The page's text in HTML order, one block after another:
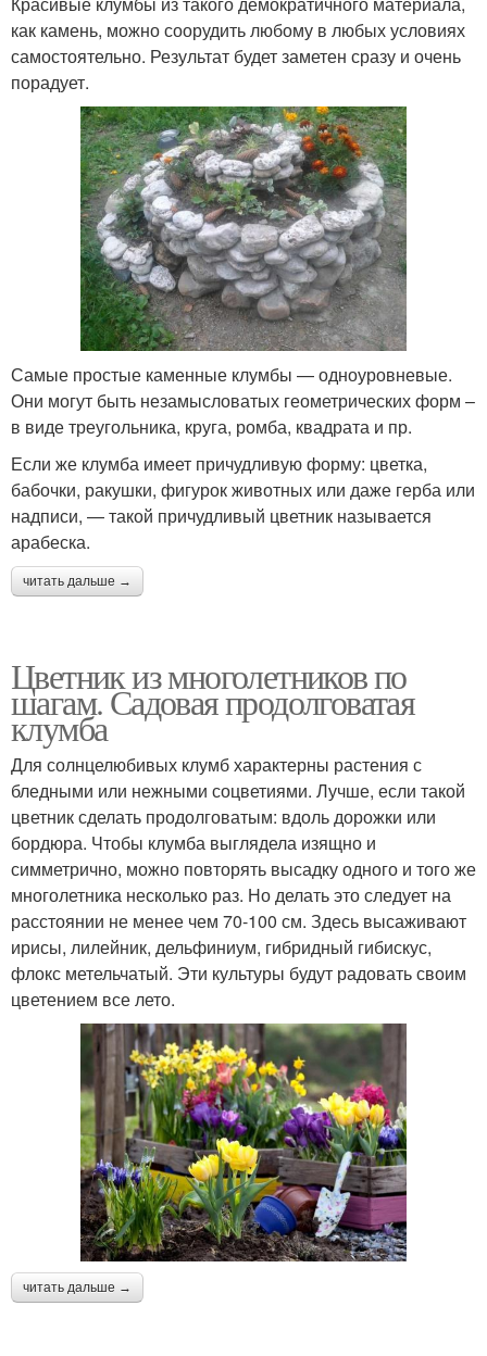
как камень, можно соорудить любому в любых условиях
самостоятельно. Результат будет заметен сразу и очень
порадует.
Самые простые каменные клумбы — одноуровневые.
Они могут быть незамысловатых геометрических форм –
в виде треугольника, круга, ромба, квадрата и пр.
Если же клумба имеет причудливую форму: цветка,
бабочки, ракушки, фигурок животных или даже герба или
надписи, — такой причудливый цветник называется
арабеска.
читать дальше →
Цветник из многолетников по
шагам. Садовая продолговатая
клумба
Для солнцелюбивых клумб характерны растения с
бледными или нежными соцветиями. Лучше, если такой
цветник сделать продолговатым: вдоль дорожки или
бордюра. Чтобы клумба выглядела изящно и
симметрично, можно повторять высадку одного и того же
многолетника несколько раз. Но делать это следует на
расстоянии не менее чем 70-100 см. Здесь высаживают
ирисы, лилейник, дельфиниум, гибридный гибискус,
флокс метельчатый. Эти культуры будут радовать своим
цветением все лето.
читать дальше →